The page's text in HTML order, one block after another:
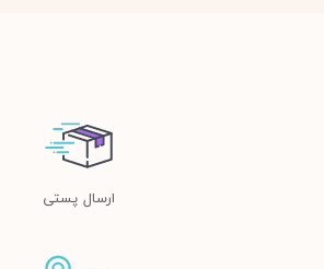
ارسال پستی